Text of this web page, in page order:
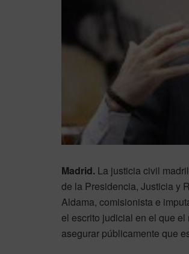
Madrid. La justicia civil
de la Presidencia, Justicia y
Aldama, comisionista e
el escrito judicial en el que
asegurar públicamente que